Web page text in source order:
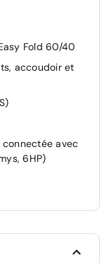
route
des aides à
avec
Fold 60/40
accoudoir et
connectée avec
6HP)